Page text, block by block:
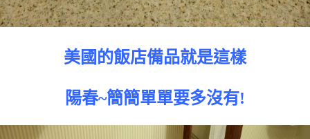
美國的飯店備品就是這樣
陽春~簡簡單單要多沒有!